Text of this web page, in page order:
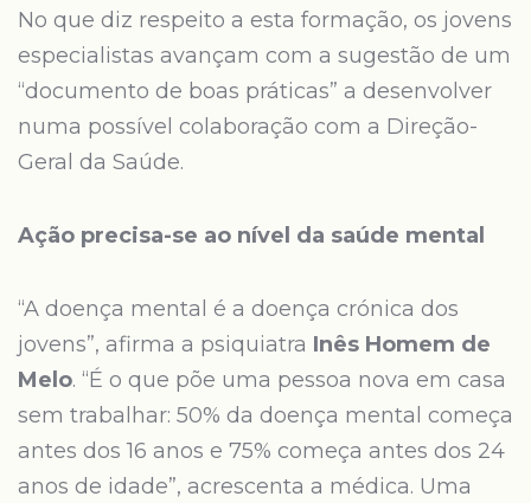
No que diz respeito a esta formação, os jovens
especialistas avançam com a sugestão de um
“documento de boas práticas” a desenvolver
numa possível colaboração com a Direção-
Geral da Saúde.
Ação precisa-se ao nível da saúde mental
“A doença mental é a doença crónica dos
jovens”, afirma a psiquiatra Inês Homem de
Melo. “É o que põe uma pessoa nova em casa
sem trabalhar: 50% da doença mental começa
antes dos 16 anos e 75% começa antes dos 24
anos de idade”, acrescenta a médica. Uma